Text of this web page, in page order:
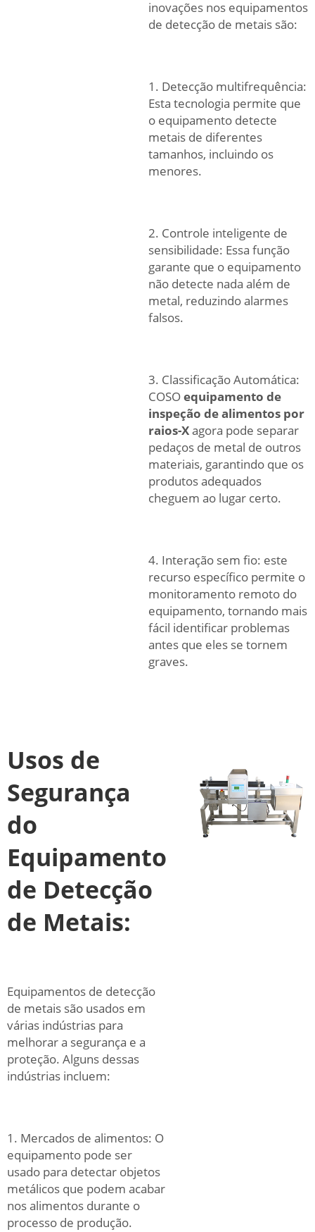
inovações nos equipamentos
de detecção de metais são:
1. Detecção multifrequência:
Esta tecnologia permite que
o equipamento detecte
metais de diferentes
tamanhos, incluindo os
menores.
2. Controle inteligente de
sensibilidade: Essa função
garante que o equipamento
não detecte nada além de
metal, reduzindo alarmes
falsos.
3. Classificação Automática:
COSOequipamento de
inspeção de alimentos por
raios-Xagora pode separar
pedaços de metal de outros
materiais, garantindo que os
produtos adequados
cheguem ao lugar certo.
4. Interação sem fio: este
recurso específico permite o
monitoramento remoto do
equipamento, tornando mais
fácil identificar problemas
antes que eles se tornem
graves.
Usos de
Segurança
do
Equipamento
de Detecção
de Metais:
Equipamentos de detecção
de metais são usados em
várias indústrias para
melhorar a segurança e a
proteção. Alguns dessas
indústrias incluem:
1. Mercados de alimentos: O
equipamento pode ser
usado para detectar objetos
metálicos que podem acabar
nos alimentos durante o
processo de produção.